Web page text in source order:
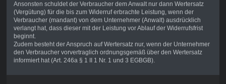
Ansonsten schuldet der Verbraucher dem Anwalt nur dann Wertersatz
(Vergütung) für die bis zum Widerruf erbrachte Leistung, wenn der
Verbraucher (mandant) von dem Unternehmer (Anwalt) ausdrücklich
verlangt hat, dass dieser mit der Leistung vor Ablauf der Widerrufsfrist
beginnt.
Zudem besteht der Anspruch auf Wertersatz nur, wenn der Unternehmer
den Verbraucher vorvertraglich ordnungsgemäß über den Wertersatz
informiert hat (Art. 246a § 1 II 1 Nr. 1 und 3 EGBGB).